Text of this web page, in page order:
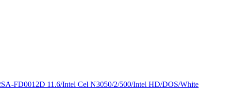
FD0012D 11.6/Intel Cel N3050/2/500/Intel HD/DOS/White